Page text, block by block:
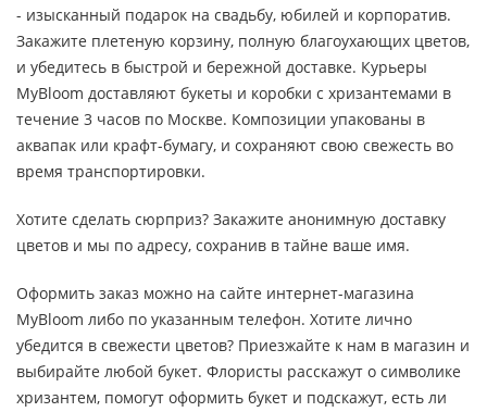
- изысканный подарок на свадьбу, юбилей и корпоратив.
Закажите плетеную корзину, полную благоухающих цветов,
и убедитесь в быстрой и бережной доставке. Курьеры
MyBloom доставляют букеты и коробки с хризантемами в
течение 3 часов по Москве. Композиции упакованы в
аквапак или крафт-бумагу, и сохраняют свою свежесть во
время транспортировки.
Хотите сделать сюрприз? Закажите анонимную доставку
цветов и мы по адресу, сохранив в тайне ваше имя.
Оформить заказ можно на сайте интернет-магазина
MyBloom либо по указанным телефон. Хотите лично
убедится в свежести цветов? Приезжайте к нам в магазин и
выбирайте любой букет. Флористы расскажут о символике
хризантем, помогут оформить букет и подскажут, есть ли